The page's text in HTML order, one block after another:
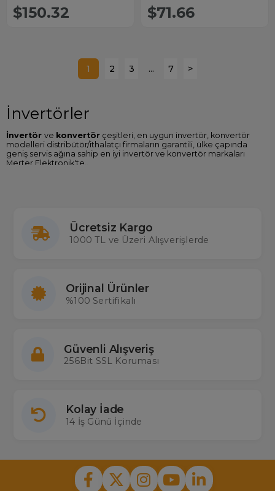
Watt İnvertör
$150.32 $71.66
1 2 3 ... 7 >
İnvertörler
İnvertör ve konvertör çeşitleri, en uygun invertör, konvertör
modelleri distribütör/ithalatçı firmaların garantili, ülke çapında
geniş servis ağına sahip en iyi invertör ve konvertör markaları
Merter Elektronik'te..
en ucuz konvertör, invertör
Türkiye'nin en büyük gerçek stok çalışan toptan ve perakende
elektronik mağazasıMerterelektronik.com'dan satın alabilirsiniz.
Ücretsiz Kargo
1000 TL ve Üzeri Alışverişlerde
Orijinal Ürünler
%100 Sertifikalı
Güvenli Alışveriş
256Bit SSL Koruması
Kolay İade
14 İş Günü İçinde